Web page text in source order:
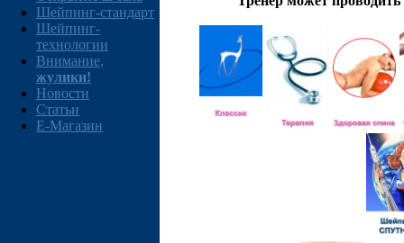
Шейпинг-стандарт
Шейпинг-
технологии
Внимание,
жулики!
Новости
Статьи
E-Магазин